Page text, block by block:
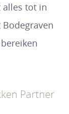
alles tot in
Partner